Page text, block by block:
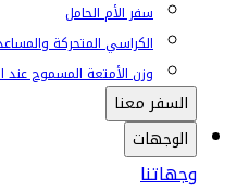
سفر الأم الحامل
الكراسي المتحركة
وزن الأمتعة المسموح
السفر معنا
الوجهات
وجهاتنا